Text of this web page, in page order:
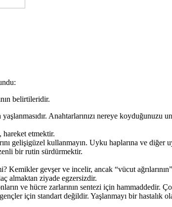
belirtileridir.
Anahtarlarınızı nereye koyduğunuzu
etmektir.
kullanmayın. Uyku haplarına ve diğer
bir rutin sürdürmektir.
gevşer ve incelir, ancak “vücut ağrılarının”
almaktan ziyade egzersizdir.
ve hücre zarlarının sentezi için hammaddedir.
için standart değildir. Yaşlanmayı bir hastalık